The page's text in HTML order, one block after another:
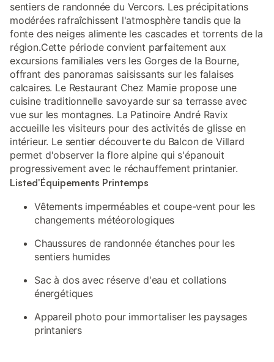
sentiers de randonnée du Vercors. Les précipitations
modérées rafraîchissent l'atmosphère tandis que la
fonte des neiges alimente les cascades et torrents de la
région.Cette période convient parfaitement aux
excursions familiales vers les Gorges de la Bourne,
offrant des panoramas saisissants sur les falaises
calcaires. Le Restaurant Chez Mamie propose une
cuisine traditionnelle savoyarde sur sa terrasse avec
vue sur les montagnes. La Patinoire André Ravix
accueille les visiteurs pour des activités de glisse en
intérieur. Le sentier découverte du Balcon de Villard
permet d'observer la flore alpine qui s'épanouit
progressivement avec le réchauffement printanier.
Listed'Équipements Printemps
Vêtements imperméables et coupe-vent pour les
changements météorologiques
Chaussures de randonnée étanches pour les
sentiers humides
Sac à dos avec réserve d'eau et collations
énergétiques
Appareil photo pour immortaliser les paysages
printaniers